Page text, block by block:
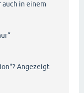
auch in einem
Angezeigt